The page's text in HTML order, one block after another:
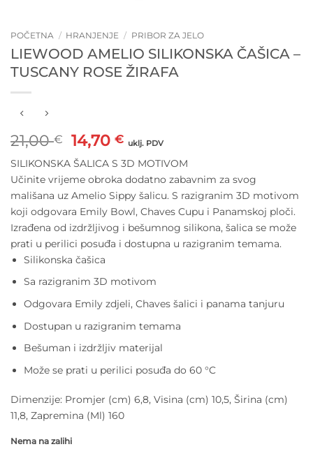
POČETNA / HRANJENJE / PRIBOR ZA JELO
LIEWOOD AMELIO SILIKONSKA ČAŠICA –
TUSCANY ROSE ŽIRAFA
21,00€
Izvorna
cijena
bila
je:
21,00 €.
14,70€Trenutna
cijena
je:
14,70 €.
uklj. PDV
SILIKONSKA ŠALICA S 3D MOTIVOM
Učinite vrijeme obroka dodatno zabavnim za svog
mališana uz Amelio Sippy šalicu. S razigranim 3D motivom
koji odgovara Emily Bowl, Chaves Cupu i Panamskoj ploči.
Izrađena od izdržljivog i bešumnog silikona, šalica se može
prati u perilici posuđa i dostupna u razigranim temama.
Silikonska čašica
Sa razigranim 3D motivom
Odgovara Emily zdjeli, Chaves šalici i panama tanjuru
Dostupan u razigranim temama
Bešuman i izdržljiv materijal
Može se prati u perilici posuđa do 60 °C
Dimenzije: Promjer (cm) 6,8, Visina (cm) 10,5, Širina (cm)
11,8, Zapremina (Ml) 160
Nema na zalihi